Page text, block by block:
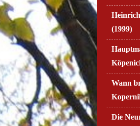
(1999)
Wann
Die